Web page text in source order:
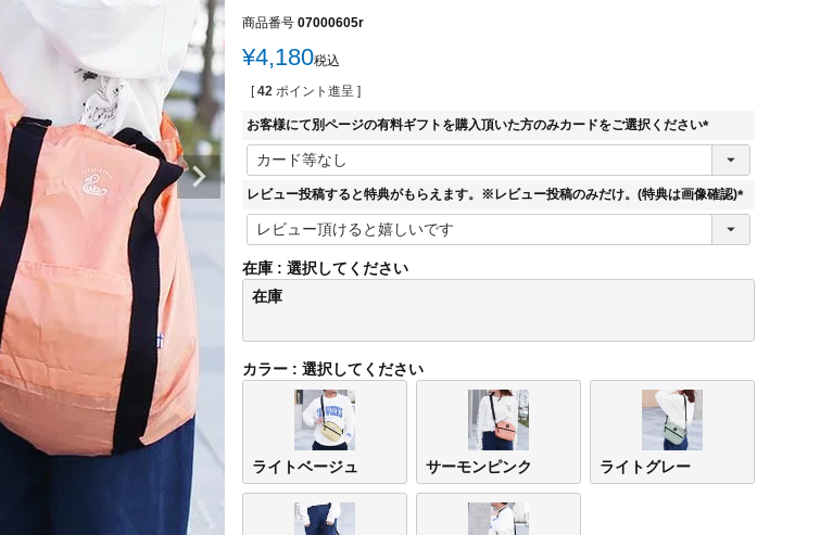
商品番号 07000605r
¥4,180税込
[ 42 ポイント進呈 ]
お客様にて別ページの有料ギフトを購入頂いた方のみカードをご選択ください
(
須
レビュー投稿すると特典がもらえます。※レビュー投稿のみだけ。(特典は画像確認)
(
)
在庫
選択してください
在庫
カラー 選択してください
ライトベージュ サーモンピンク ライトグレー